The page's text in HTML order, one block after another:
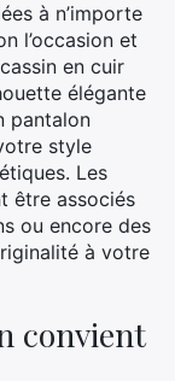
à n’importe
l’occasion et
en cuir
élégante
pantalon
style
Les
être associés
ou encore des
à votre
convient